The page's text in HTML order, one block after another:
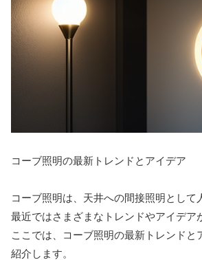
コーブ照明の最新トレンドとアイデア
コーブ照明は、天井への間接照明として
最近ではさまざまなトレンドやアイデア
ここでは、コーブ照明の最新トレンドと
紹介します。